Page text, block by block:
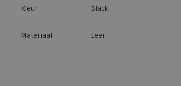
Kleur
Black
Materiaal Leer